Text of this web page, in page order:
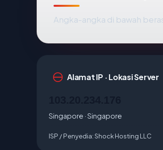
Angka-angka di bawah
Alamat IP · Lokasi Server
Singapore · Singapore
ISP / Penyedia:Shock Hosting LLC